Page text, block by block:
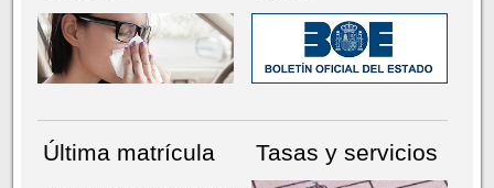
Última matrícula
Tasas y servicios